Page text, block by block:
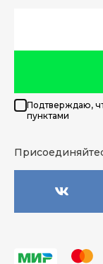
Подтверждаю,
пунктами